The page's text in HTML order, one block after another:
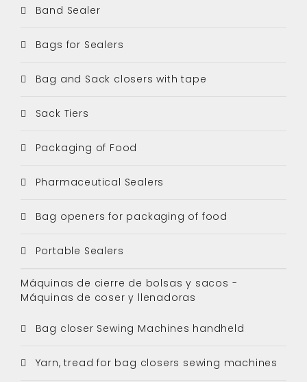
Band Sealer
Bags for Sealers
Bag and Sack closers with tape
Sack Tiers
Packaging of Food
Pharmaceutical Sealers
Bag openers for packaging of food
Portable Sealers
Máquinas de cierre de bolsas y sacos -
Máquinas de coser y llenadoras
Bag closer Sewing Machines handheld
Yarn, tread for bag closers sewing machines